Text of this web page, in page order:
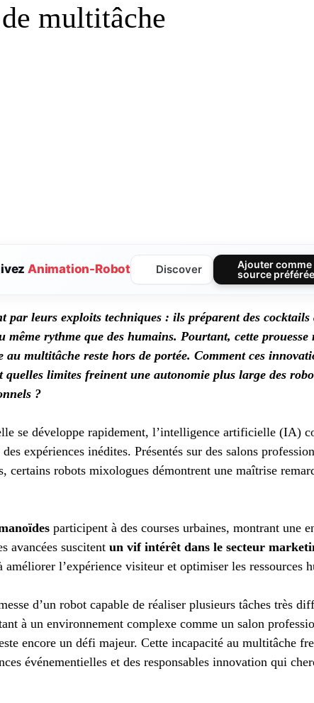
multitâche
Animation-Robot Discover
Ajouter comme
source préférée
par leurs exploits techniques : ils préparent des
même rythme que des humains. Pourtant, cette prouesse
au multitâche reste hors de portée. Comment ces
quelles limites freinent une autonomie plus large des
?
se développe rapidement, l’intelligence artificielle (IA)
expériences inédites. Présentés sur des salons
certains robots mixologues démontrent une maîtrise
participent à des courses urbaines, montrant une
avancées suscitent un vif intérêt dans le secteur
améliorer l’expérience visiteur et optimiser les ressources
d’un robot capable de réaliser plusieurs tâches très
à un environnement complexe comme un salon
encore un défi majeur. Cette incapacité au multitâche
événementielles et des responsables innovation qui